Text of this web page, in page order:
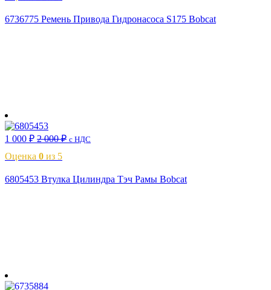
6736775 Ремень Привода Гидронасоса S175 Bobcat
1 000 ₽ 2 000₽ с НДС
Оценка 0 из 5
6805453 Втулка Цилиндра Тэч Рамы Bobcat